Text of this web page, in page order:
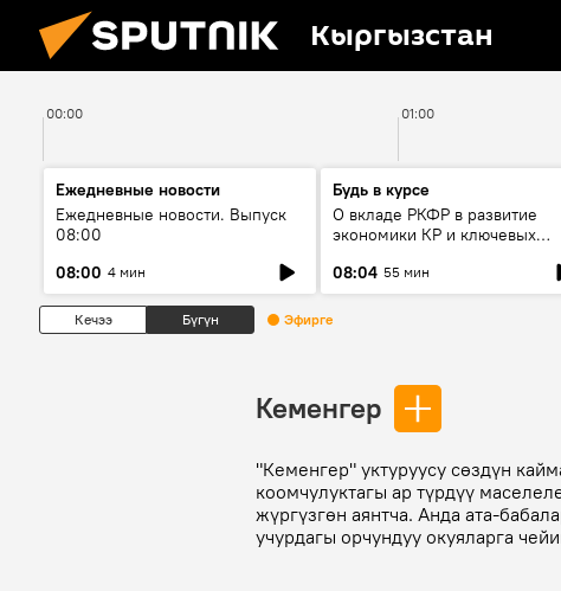
Кыргызстан
00:00 01:00
Ежедневные новости
Ежедневные новости. Выпуск
08:00
08:00 4 мин
Будь в курсе
О вкладе РКФР в развитие
экономики КР и ключевых
08:04 55 мин
Кечээ Бүгүн Эфирге
Кеменгер
"Кеменгер" уктуруусу сөздүн
коомчулуктагы ар түрдүү
жүргүзгөн аянтча. Анда ата-
учурдагы орчундуу окуяларга